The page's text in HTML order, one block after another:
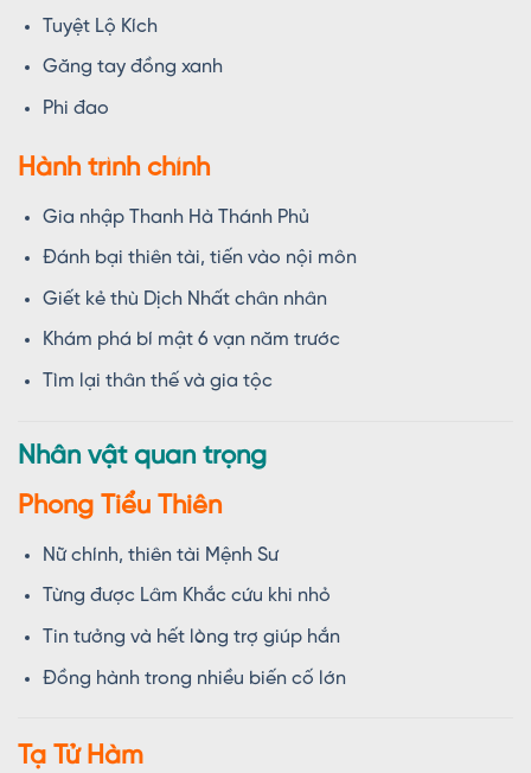
Tuyệt Lộ Kích
Găng tay đồng xanh
Phi đao
Hành trình chính
Gia nhập Thanh Hà Thánh Phủ
Đánh bại thiên tài, tiến vào nội môn
Giết kẻ thù Dịch Nhất chân nhân
Khám phá bí mật 6 vạn năm trước
Tìm lại thân thế và gia tộc
Nhân vật quan trọng
Phong Tiểu Thiên
Nữ chính, thiên tài Mệnh Sư
Từng được Lâm Khắc cứu khi nhỏ
Tin tưởng và hết lòng trợ giúp hắn
Đồng hành trong nhiều biến cố lớn
Tạ Tử Hàm